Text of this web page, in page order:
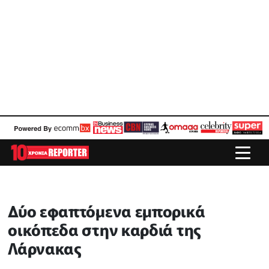
Δύο εφαπτόμενα εμπορικά
οικόπεδα στην καρδιά της
Λάρνακας